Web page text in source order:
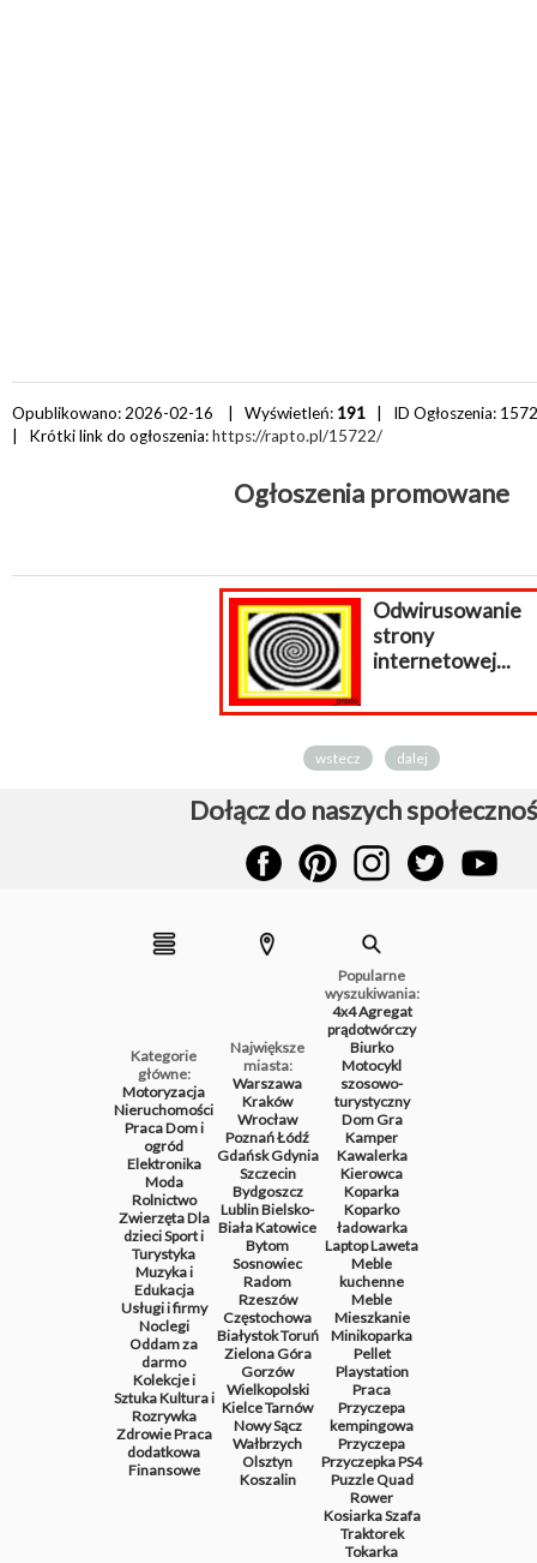
Opublikowano: 2026-02-16 | Wyświetleń: 191 | ID Ogłoszenia:
| Krótki link do ogłoszenia:https://rapto.pl/15722/
Ogłoszenia promowane
Odwirusowanie
strony
internetowej...
wstecz dalej
Dołącz do naszych
Kategorie
główne:
Motoryzacja
Nieruchomości
PracaDom i
ogród
Elektronika
Moda
Rolnictwo
ZwierzętaDla
dzieciSport i
Turystyka
Muzyka i
Edukacja
Usługi i firmy
Noclegi
Oddam za
darmo
Kolekcje i
SztukaKultura i
Rozrywka
ZdrowiePraca
dodatkowa
Finansowe
Największe
miasta:
Warszawa
Kraków
Wrocław
PoznańŁódź
GdańskGdynia
Szczecin
Bydgoszcz
LublinBielsko-
BiałaKatowice
Bytom
Sosnowiec
Radom
Rzeszów
Częstochowa
BiałystokToruń
Zielona Góra
Gorzów
Wielkopolski
KielceTarnów
Nowy Sącz
Wałbrzych
Olsztyn
Koszalin
Popularne
wyszukiwania:
4x4Agregat
prądotwórczy
Biurko
Motocykl
szosowo-
turystyczny
DomGra
Kamper
Kawalerka
Kierowca
Koparka
Koparko
ładowarka
LaptopLaweta
Meble
kuchenne
Meble
Mieszkanie
Minikoparka
Pellet
Playstation
Praca
Przyczepa
kempingowa
Przyczepa
PrzyczepkaPS4
PuzzleQuad
Rower
KosiarkaSzafa
Traktorek
Tokarka